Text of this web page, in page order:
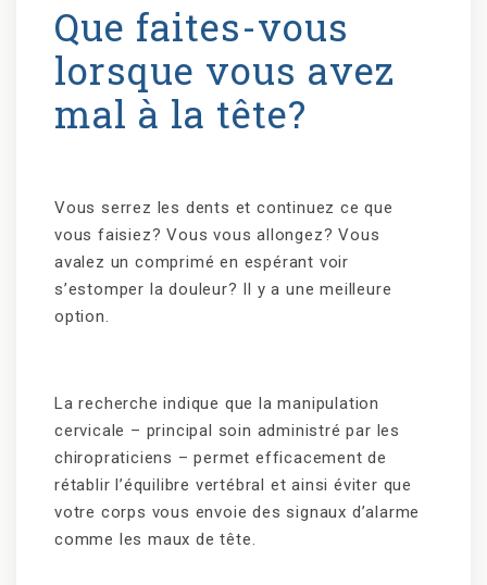
Que faites-vous
lorsque vous avez
mal à la tête?
Vous serrez les dents et continuez ce que
vous faisiez? Vous vous allongez? Vous
avalez un comprimé en espérant voir
s’estomper la douleur? Il y a une meilleure
option.
La recherche indique que la manipulation
cervicale – principal soin administré par les
chiropraticiens – permet efficacement de
rétablir l’équilibre vertébral et ainsi éviter que
votre corps vous envoie des signaux d’alarme
comme les maux de tête.